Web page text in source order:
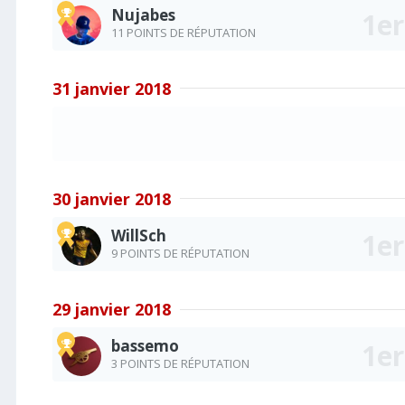
Nujabes
11 POINTS DE RÉPUTATION
31 janvier 2018
30 janvier 2018
WillSch
9 POINTS DE RÉPUTATION
29 janvier 2018
bassemo
3 POINTS DE RÉPUTATION